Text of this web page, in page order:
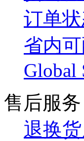
订单
省内
Global
售后服务
退换货